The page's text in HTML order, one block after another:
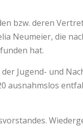
bzw. deren
Neumeier, die
hat.
Jugend- und
ausnahmslos